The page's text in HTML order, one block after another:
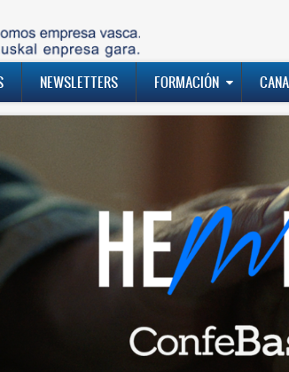
NEWSLETTERS FORMACIÓN